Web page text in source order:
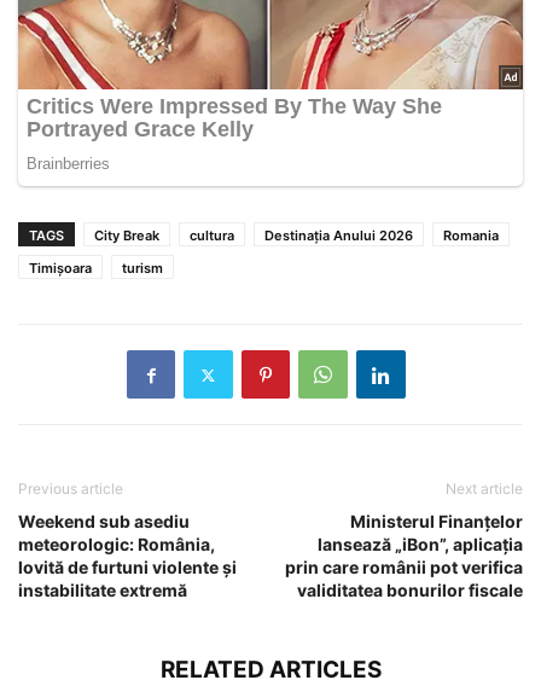
TAGS City Break cultura Destinația Anului 2026
Romania
Timișoara
turism
Previous article
Weekend sub asediu
meteorologic: România,
lovită de furtuni violente și
instabilitate extremă
Next article
Ministerul Finanțelor
lansează „iBon”, aplicația
prin care românii pot verifica
validitatea bonurilor fiscale
RELATED ARTICLES